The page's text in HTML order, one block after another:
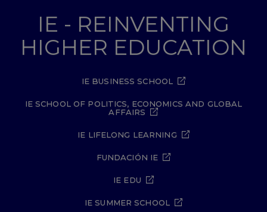
IE - REINVENTING
HIGHER EDUCATION
IE BUSINESS SCHOOL
IE SCHOOL OF POLITICS, ECONOMICS AND GLOBAL
AFFAIRS
IE LIFELONG LEARNING
FUNDACIÓN IE
IE EDU
IE SUMMER SCHOOL